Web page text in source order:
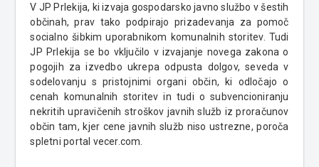
V JP Prlekija, ki izvaja gospodarsko javno službo v šestih
občinah, prav tako podpirajo prizadevanja za pomoč
socialno šibkim uporabnikom komunalnih storitev. Tudi
JP Prlekija se bo vključilo v izvajanje novega zakona o
pogojih za izvedbo ukrepa odpusta dolgov, seveda v
sodelovanju s pristojnimi organi občin, ki odločajo o
cenah komunalnih storitev in tudi o subvencioniranju
nekritih upravičenih stroškov javnih služb iz proračunov
občin tam, kjer cene javnih služb niso ustrezne, poroča
spletni portal vecer.com.